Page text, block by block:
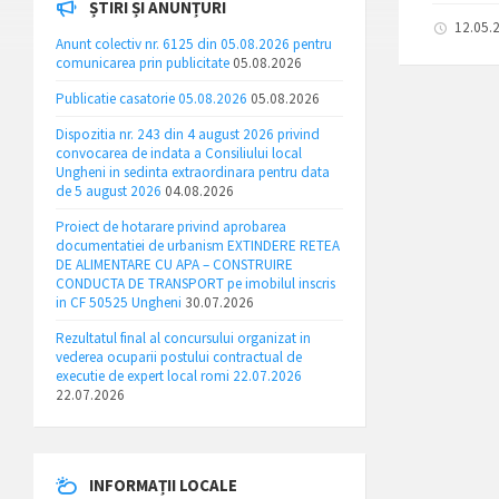
ȘTIRI ȘI ANUNȚURI
Anunt colectiv nr. 6125 din 05.08.2026 pentru
comunicarea prin publicitate 05.08.2026
Publicatie casatorie 05.08.2026 05.08.2026
Dispozitia nr. 243 din 4 august 2026 privind
convocarea de indata a Consiliului local
Ungheni in sedinta extraordinara pentru data
de 5 august 2026 04.08.2026
Proiect de hotarare privind aprobarea
documentatiei de urbanism EXTINDERE RETEA
DE ALIMENTARE CU APA – CONSTRUIRE
CONDUCTA DE TRANSPORT pe imobilul inscris
in CF 50525 Ungheni 30.07.2026
Rezultatul final al concursului organizat in
vederea ocuparii postului contractual de
executie de expert local romi 22.07.2026
22.07.2026
INFORMAȚII LOCALE